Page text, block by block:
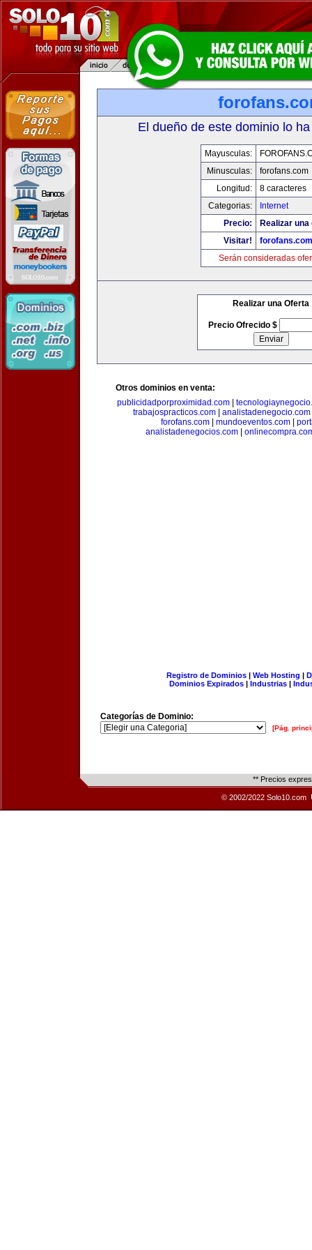
El dueño de este dominio lo
Mayusculas:
Minusculas:
forofans.com
Longitud:
8 caracteres
Categorias:
Internet
Precio:
Realizar
Visitar!
forofans.com
Serán consideradas
Realizar una Oferta
Precio Ofrecido $
Otros dominios en venta:
publicidadporproximidad.com|
trabajospracticos.com| analistadenegocio.com
forofans.com
mundoeventos.com
analistadenegocios.com
Registro de Dominios| Web Hosting |
Dominios Expirados | Industrias |
Categorías de Dominio:
[Pág.
** Precios
© 2002/2022 Solo10.com